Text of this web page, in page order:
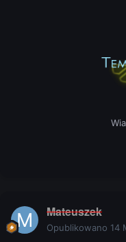
Mateuszek
Opublikowano 14